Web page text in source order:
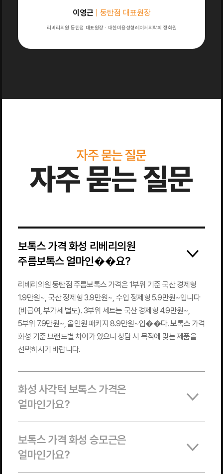
이영근 | 동탄점 대표원장
리베리의원 동탄점 대표원장 · 대한미용성형레이저의학회 정회원
자주 묻는 질문
자주 묻는 질문
보톡스 가격 화성 리베리의원
주름보톡스 얼마인��요?
리베리의원 동탄점 주름보톡스 가격은 1부위 기준 국산 경제형
1.9만원~, 국산 정제형 3.9만원~, 수입 정제형 5.9만원~입니다
(비급여, 부가세 별도). 3부위 세트는 국산 경제형 4.9만원~,
5부위 7.9만원~, 올인원 패키지 8.9만원~입��다. 보톡스 가격
화성 기준 브랜드별 차이가 있으니 상담 시 목적에 맞는 제품을
선택하시기 바랍니다.
화성 사각턱 보톡스 가격은
얼마인가요?
보톡스 가격 화성 승모근은
얼마인가요?